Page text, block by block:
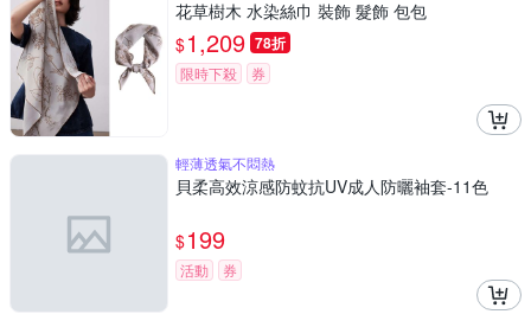
花草樹木 水染絲巾 裝飾 髮飾 包包
$1,209 78折
限時下殺 券
輕薄透氣不悶熱
貝柔高效涼感防蚊抗UV成人防曬袖套-11色
$199
活動 券